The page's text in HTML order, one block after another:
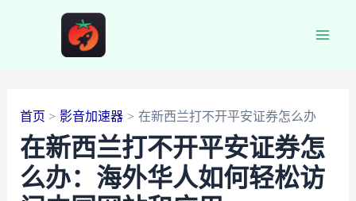
首页 影音加速器 在新西兰打不开平安证券怎么办
在新西兰打不开平安证券怎
么办：海外华人如何轻松访